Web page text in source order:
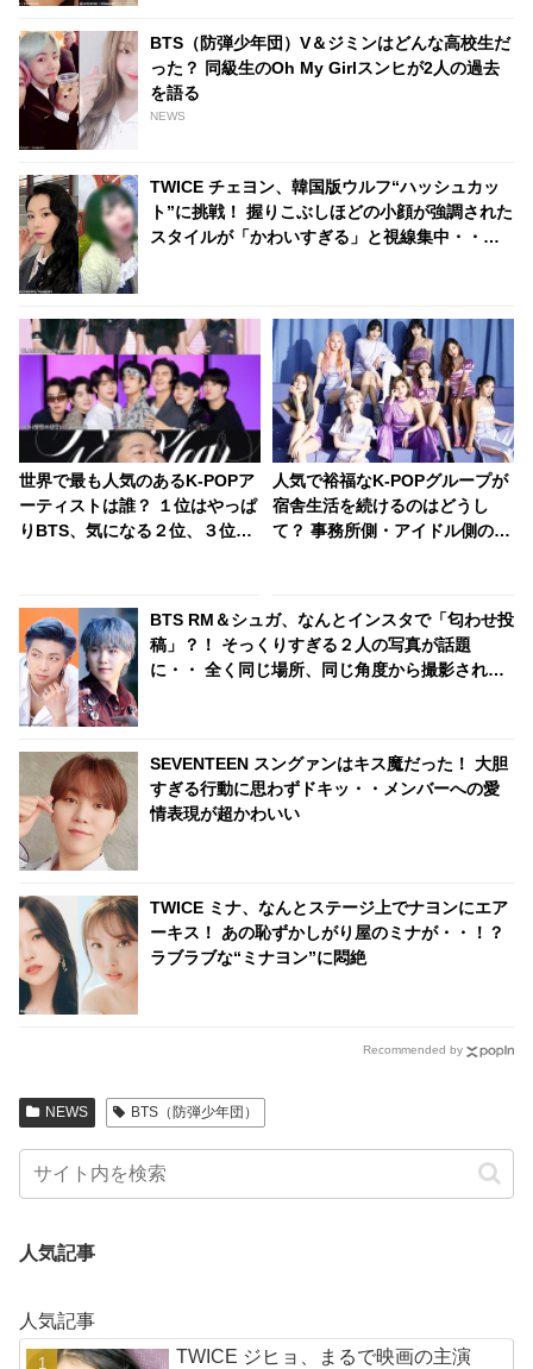
BTS（防弾少年団）V＆ジミンはどんな高校生だ
った？ 同級生のOh My Girlスンヒが2人の過去
を語る
NEWS
TWICE チェヨン、韓国版ウルフ“ハッシュカッ
ト”に挑戦！ 握りこぶしほどの小顔が強調された
スタイルが「かわいすぎる」と視線集中・・
世界で最も人気のあるK-POPア
ーティストは誰？ １位はやっぱ
りBTS、気になる２位、３位
ン！ 各国の個性あふれるデータ
に注目殺到
人気で裕福なK-POPグループが
宿舎生活を続けるのはどうし
て？ 事務所側・アイドル側のメ
BTS RM＆シュガ、なんとインスタで「匂わせ投
稿」？！ そっくりすぎる２人の写真が話題
に・・ 全く同じ場所、同じ角度から撮影されて
SEVENTEEN スングァンはキス魔だった！ 大胆
すぎる行動に思わずドキッ・・メンバーへの愛
情表現が超かわいい
TWICE ミナ、なんとステージ上でナヨンにエア
ーキス！ あの恥ずかしがり屋のミナが・・！？
ラブラブな“ミナヨン”に悶絶
Recommended by
NEWS BTS（防弾少年団）
人気記事
人気記事
TWICE ジヒョ、まるで映画の主演